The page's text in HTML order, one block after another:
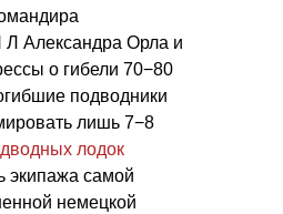
Л Александра Орла и
о гибели 70−80
подводники
лишь 7−8
лодок
экипажа самой
немецкой